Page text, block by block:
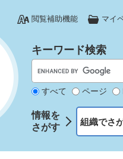
閲覧補助機能 マイ
キーワード検索
すべて ページ
情報を
さがす
組織でさ